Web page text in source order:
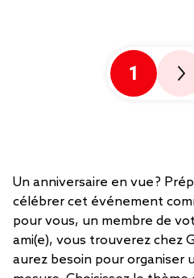
1
Un anniversaire en vue ?
célébrer cet événement
pour vous, un membre de
ami(e), vous trouverez chez
aurez besoin pour organiser